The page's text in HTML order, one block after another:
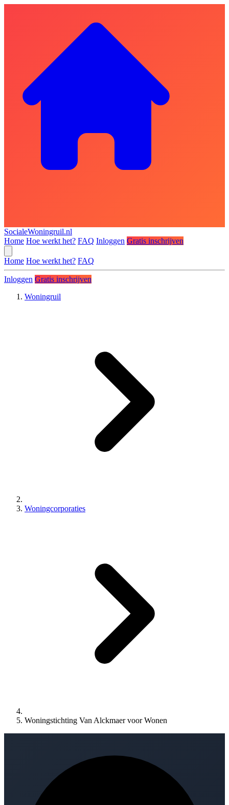
SocialeWoningruil.nl
Home Hoe werkt het? FAQ Inloggen Gratis inschrijven
Home Hoe werkt het? FAQ
Inloggen Gratis inschrijven
Woningruil
Woningcorporaties
Woningstichting Van Alckmaer voor Wonen